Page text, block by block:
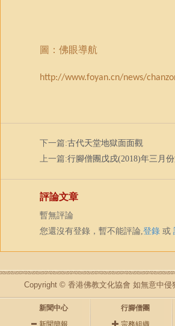
圖：佛眼導航
http://www.foyan.cn/news/
下一篇:古代天堂地獄面面觀
上一篇:行腳僧團戊戌(2018)年三月
評論文章
暫無評論
您還沒有登錄，暫不能評論,登錄 或
Copyright © 香港佛教文化協會 如無意中
新聞中心
新聞簡報
行腳僧團
宗務組織